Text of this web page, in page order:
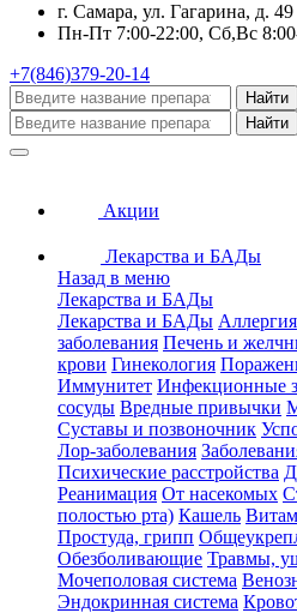
г. Самара, ул. Гагарина, д. 49
Пн-Пт 7:00-22:00, Сб,Вс
+7(846)379-20-14
Найти
Найти
Акции
Лекарства и БАДы
Назад в меню
Лекарства и БАДы
Лекарства и БАДы Аллергия
заболевания Печень и
крови Гинекология
Иммунитет Инфекционные
сосуды Вредные привычки
Суставы и позвоночник
Лор-заболевания
Психические расстройства
Реанимация От насекомых
полостью рта) Кашель
Простуда, грипп
Обезболивающие Травмы,
Мочеполовая система
Эндокринная система